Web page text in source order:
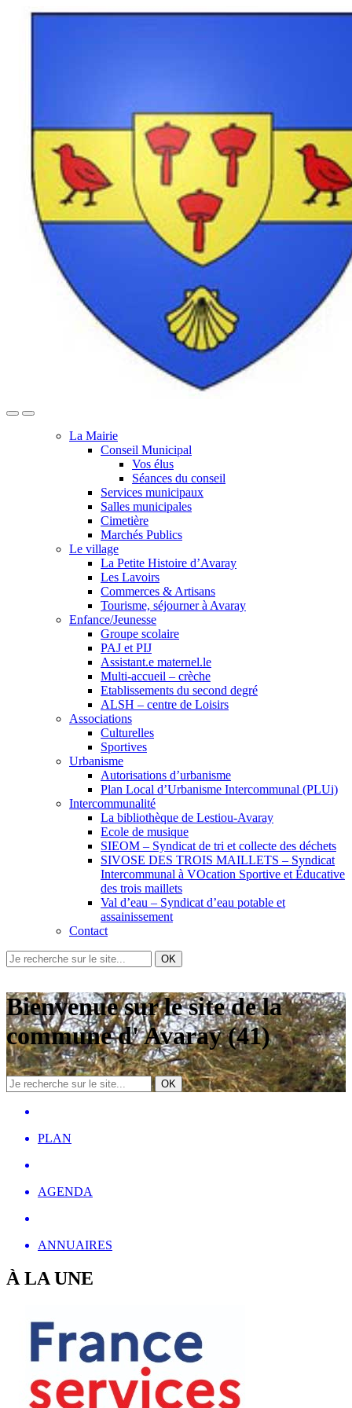
La Mairie
Conseil Municipal
Vos élus
Séances du conseil
Services municipaux
Salles municipales
Cimetière
Marchés Publics
Le village
La Petite Histoire d’Avaray
Les Lavoirs
Commerces & Artisans
Tourisme, séjourner à Avaray
Enfance/Jeunesse
Groupe scolaire
PAJ et PIJ
Assistant.e maternel.le
Multi-accueil – crèche
Etablissements du second degré
ALSH – centre de Loisirs
Associations
Culturelles
Sportives
Urbanisme
Autorisations d’urbanisme
Plan Local d’Urbanisme Intercommunal (PLUi)
Intercommunalité
La bibliothèque de Lestiou-Avaray
Ecole de musique
SIEOM – Syndicat de tri et collecte des déchets
SIVOSE DES TROIS MAILLETS – Syndicat
Intercommunal à VOcation Sportive et Éducative
des trois maillets
Val d’eau – Syndicat d’eau potable et
assainissement
Contact
OK
Bienvenue sur le site de la
commune d' Avaray (41)
OK
PLAN
AGENDA
ANNUAIRES
À LA UNE